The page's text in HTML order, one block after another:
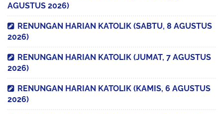
AGUSTUS 2026)
RENUNGAN HARIAN KATOLIK (SABTU, 8 AGUSTUS
2026)
RENUNGAN HARIAN KATOLIK (JUMAT, 7 AGUSTUS
2026)
RENUNGAN HARIAN KATOLIK (KAMIS, 6 AGUSTUS
2026)